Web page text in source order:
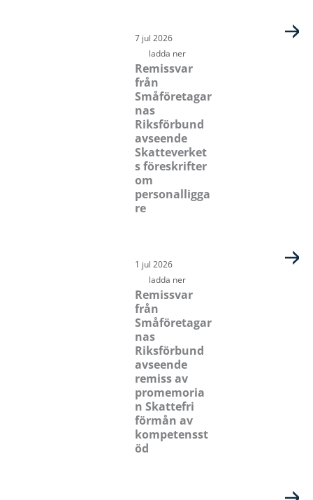
7 jul 2026
ladda ner
Remissvar
från
Småföretagar
nas
Riksförbund
avseende
Skatteverket
s föreskrifter
om
personalligga
re
1 jul 2026
ladda ner
Remissvar
från
Småföretagar
nas
Riksförbund
avseende
remiss av
promemoria
n Skattefri
förmån av
kompetensst
öd